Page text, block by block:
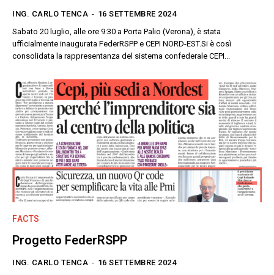
ING. CARLO TENCA - 16 SETTEMBRE 2024
Sabato 20 luglio, alle ore 9:30 a Porta Palio (Verona), è stata
ufficialmente inaugurata FederRSPP e CEPI NORD-EST.Si è così
consolidata la rappresentanza del sistema confederale CEPI...
FACTS
Progetto FederRSPP
ING. CARLO TENCA - 16 SETTEMBRE 2024